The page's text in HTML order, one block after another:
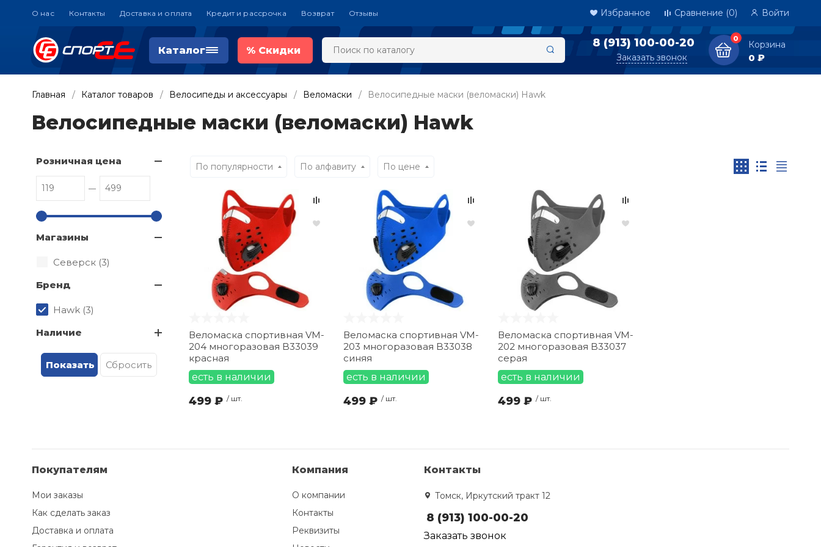
О нас Контакты Доставка и оплата Кредит и рассрочка Возврат Отзывы Избранное Сравнение (0) Войти
Каталог % Скидки
8 (913) 100-00-20
Заказать звонок
0
Корзина
0 ₽
Главная Каталог товаров Велосипеды и аксессуары Веломаски Велосипедные маски (веломаски) Hawk
Велосипедные маски (веломаски) Hawk
Розничная цена
Магазины
Северск (3)
Бренд
Hawk (3)
Наличие
По популярности По алфавиту По цене
Веломаска спортивная VM-
204 многоразовая B33039
красная
есть в наличии
499 ₽ / шт.
Веломаска спортивная VM-
203 многоразовая B33038
синяя
есть в наличии
499 ₽ / шт.
Веломаска спортивная VM-
202 многоразовая B33037
серая
есть в наличии
499 ₽ / шт.
Покупателям
Мои заказы
Как сделать заказ
Доставка и оплата
Компания
О компании
Контакты
Реквизиты
Контакты
Томск, Иркутский тракт 12
8 (913) 100-00-20
Заказать звонок